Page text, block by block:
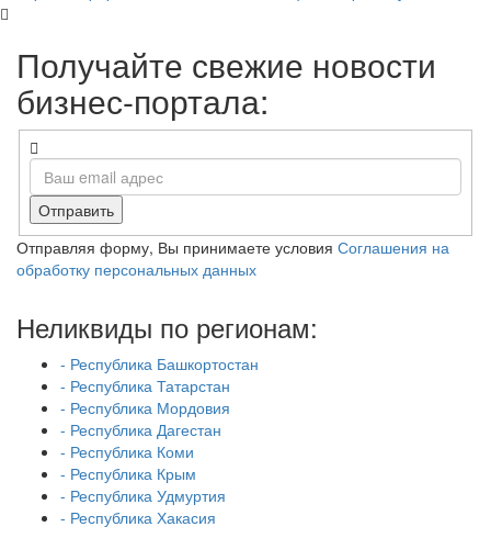
Получайте свежие новости
бизнес-портала:
Отправить
Отправляя форму, Вы принимаете условия Соглашения на
обработку персональных данных
Неликвиды по регионам:
- Республика Башкортостан
- Республика Татарстан
- Республика Мордовия
- Республика Дагестан
- Республика Коми
- Республика Крым
- Республика Удмуртия
- Республика Хакасия